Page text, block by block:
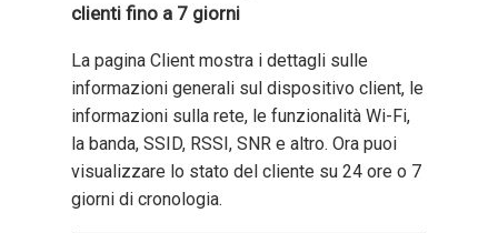
clienti fino a 7 giorni
La pagina Client mostra i dettagli sulle
informazioni generali sul dispositivo client, le
informazioni sulla rete, le funzionalità Wi-Fi,
la banda, SSID, RSSI, SNR e altro. Ora puoi
visualizzare lo stato del cliente su 24 ore o 7
giorni di cronologia.